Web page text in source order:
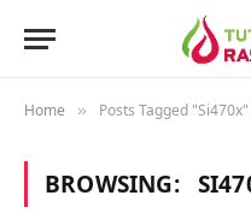
Home » Posts Tagged "Si470x"
BROWSING: